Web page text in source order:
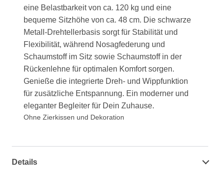
eine Belastbarkeit von ca. 120 kg und eine
bequeme Sitzhöhe von ca. 48 cm. Die schwarze
Metall-Drehtellerbasis sorgt für Stabilität und
Flexibilität, während Nosagfederung und
Schaumstoff im Sitz sowie Schaumstoff in der
Rückenlehne für optimalen Komfort sorgen.
Genieße die integrierte Dreh- und Wippfunktion
für zusätzliche Entspannung. Ein moderner und
eleganter Begleiter für Dein Zuhause.
Ohne Zierkissen und Dekoration
Details